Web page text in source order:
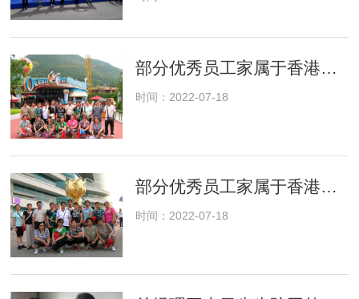
部分优秀员工家属于香港海洋公园
时间：2022-07-18
部分优秀员工家属于香港金紫荆花广场
时间：2022-07-18